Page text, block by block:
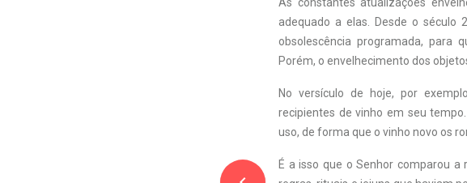
adequado a elas. Desde o século
obsolescência programada, para
Porém, o envelhecimento dos
No versículo de hoje, por
recipientes de vinho em seu
uso, de forma que o vinho novo os
É a isso que o Senhor comparou a